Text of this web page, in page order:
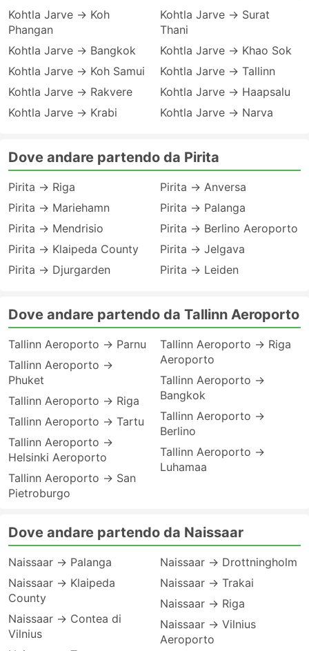
Kohtla Jarve → Koh
Phangan
Kohtla Jarve → Bangkok
Kohtla Jarve → Koh Samui
Kohtla Jarve → Rakvere
Kohtla Jarve → Krabi
Kohtla Jarve → Surat
Thani
Kohtla Jarve → Khao Sok
Kohtla Jarve → Tallinn
Kohtla Jarve → Haapsalu
Kohtla Jarve → Narva
Dove andare partendo da Pirita
Pirita → Riga
Pirita → Mariehamn
Pirita → Mendrisio
Pirita → Klaipeda County
Pirita → Djurgarden
Pirita → Anversa
Pirita → Palanga
Pirita → Berlino Aeroporto
Pirita → Jelgava
Pirita → Leiden
Dove andare partendo da Tallinn Aeroporto
Tallinn Aeroporto → Parnu
Tallinn Aeroporto →
Phuket
Tallinn Aeroporto → Riga
Tallinn Aeroporto → Tartu
Tallinn Aeroporto →
Helsinki Aeroporto
Tallinn Aeroporto → San
Pietroburgo
Tallinn Aeroporto → Riga
Aeroporto
Tallinn Aeroporto →
Bangkok
Tallinn Aeroporto →
Berlino
Tallinn Aeroporto →
Luhamaa
Dove andare partendo da Naissaar
Naissaar → Palanga
Naissaar → Klaipeda
County
Naissaar → Contea di
Vilnius
Naissaar → Drottningholm
Naissaar → Trakai
Naissaar → Riga
Naissaar → Vilnius
Aeroporto